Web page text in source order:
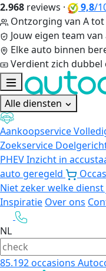
2.968 reviews · 9,8/
Ontzorging van A tot
Jouw eigen team
Elke auto binnen
Verdient zich
Alle diensten
Aankoopservice
Zoekservice
PHEVInzicht in
auto geregeld
Niet zeker welke
Inspiratie Over ons
NL
85.192occasions